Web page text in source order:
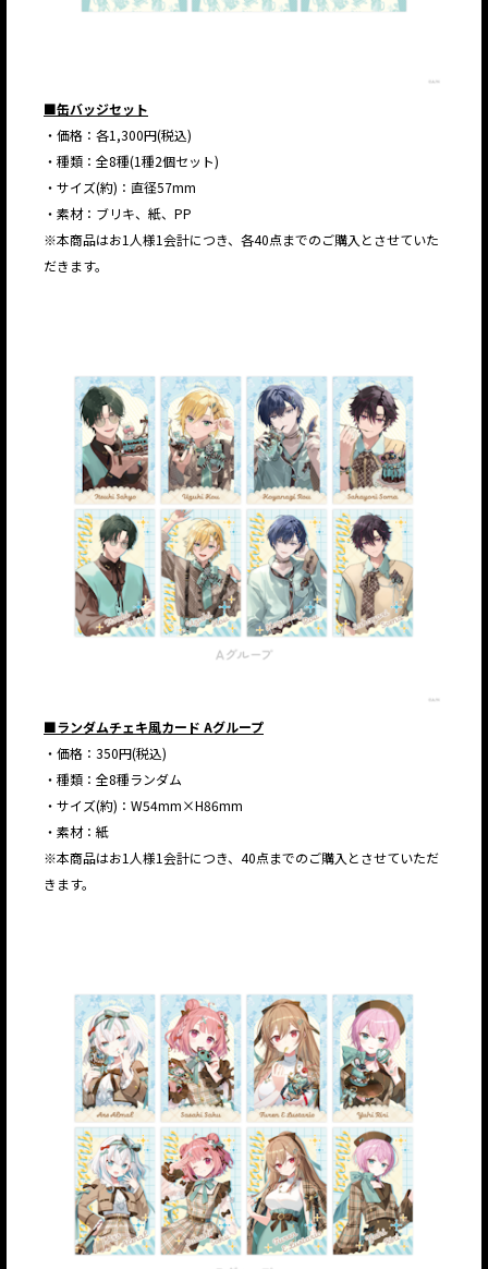
■缶バッジセット
・価格：各1,300円(税込)
・種類：全8種(1種2個セット)
・サイズ(約)：直径57mm
・素材：ブリキ、紙、PP
※本商品はお1人様1会計につき、各40点までのご購入とさせていた
だきます。
■ランダムチェキ風カード Aグループ
・価格：350円(税込)
・種類：全8種ランダム
・サイズ(約)：W54mm×H86mm
・素材：紙
※本商品はお1人様1会計につき、40点までのご購入とさせていただ
きます。